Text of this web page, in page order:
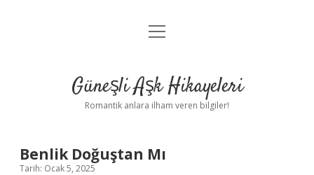
Anasayfa
Yasal Uyarı
menüyü
Güneşli Aşk Hikayeleri
Romantik anlara ilham veren bilgiler!
Benlik Doğuştan Mı
Tarih: Ocak 5, 2025